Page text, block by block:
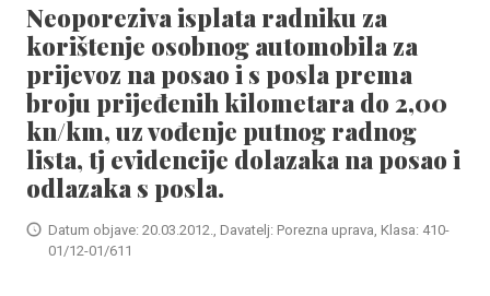
Neoporeziva isplata radniku za
korištenje osobnog automobila za
prijevoz na posao i s posla prema
broju prijeđenih kilometara do 2,00
kn/km, uz vođenje putnog radnog
lista, tj evidencije dolazaka na posao i
odlazaka s posla.
Datum objave: 20.03.2012., Davatelj: Porezna uprava, Klasa: 410-
01/12-01/611